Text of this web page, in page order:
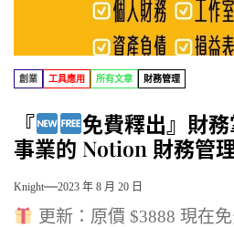
創業 工具應用 所有文章 財務管理
『
免費釋出』財
事業的 Notion 財務管
Knight 2023 年 8 月 20 日
更新：原價 $3888 現在